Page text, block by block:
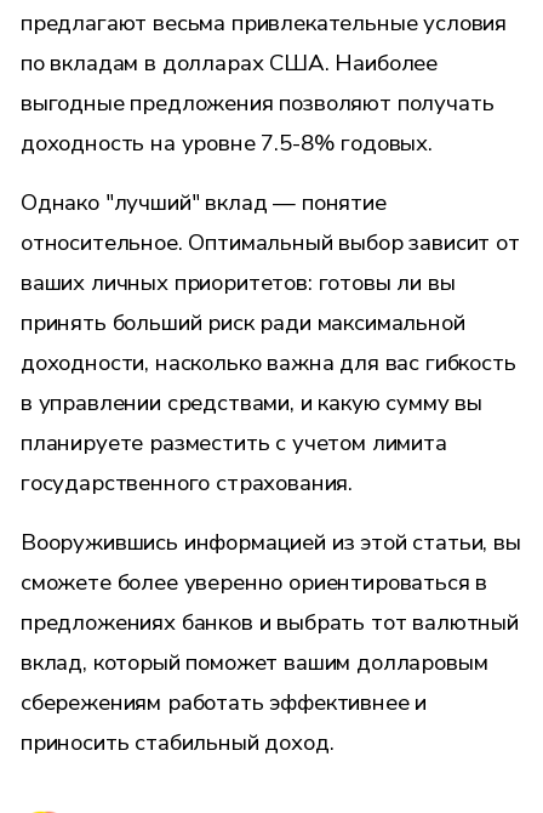
предлагают весьма привлекательные условия
по вкладам в долларах США. Наиболее
выгодные предложения позволяют получать
доходность на уровне 7.5-8% годовых.
Однако "лучший" вклад — понятие
относительное. Оптимальный выбор зависит от
ваших личных приоритетов: готовы ли вы
принять больший риск ради максимальной
доходности, насколько важна для вас гибкость
в управлении средствами, и какую сумму вы
планируете разместить с учетом лимита
государственного страхования.
Вооружившись информацией из этой статьи, вы
сможете более уверенно ориентироваться в
предложениях банков и выбрать тот валютный
вклад, который поможет вашим долларовым
сбережениям работать эффективнее и
приносить стабильный доход.